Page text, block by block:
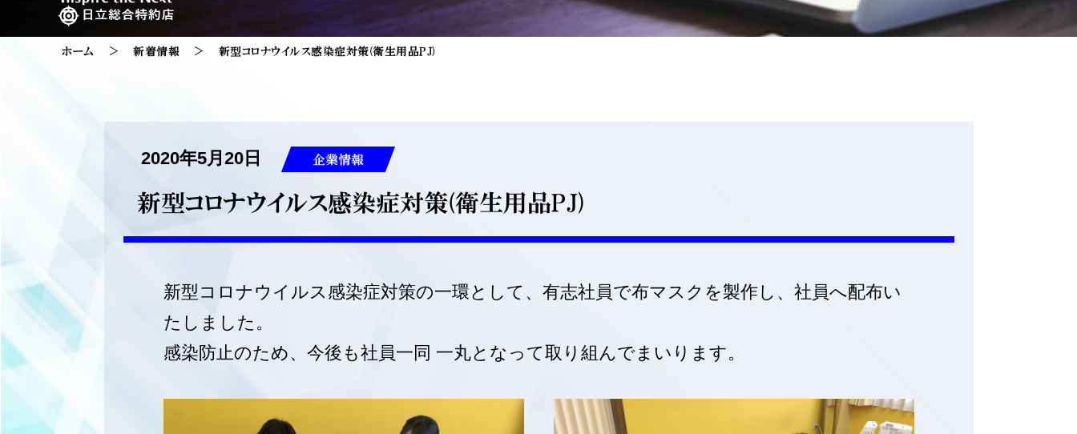
ホーム 新着情報 新型コロナウイルス感染症対策(衛生用品PJ)
2020年5月20日 企業情報
新型コロナウイルス感染症対策(衛生用品PJ)
新型コロナウイルス感染症対策の一環として、有志社員で布マスクを製作し、社員へ配布い
たしました。
感染防止のため、今後も社員一同 一丸となって取り組んでまいります。